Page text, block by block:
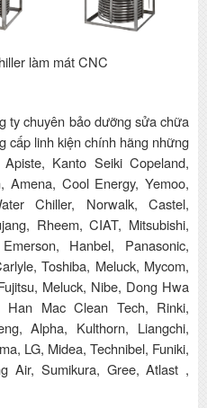
làm mát CNC
ty chuyên bảo dưỡng sửa chữa
cấp linh kiện chính hãng những
Kanto Seiki Copeland,
Amena, Cool Energy, Yemoo,
Chiller, Norwalk, Castel,
Rheem, CIAT, Mitsubishi,
Hanbel, Panasonic,
Toshiba, Meluck, Mycom,
Meluck, Nibe, Dong Hwa
Han Mac Clean Tech, Rinki,
Alpha, Kulthorn, Liangchi,
LG, Midea, Technibel, Funiki,
Air, Sumikura, Gree, Atlast ,